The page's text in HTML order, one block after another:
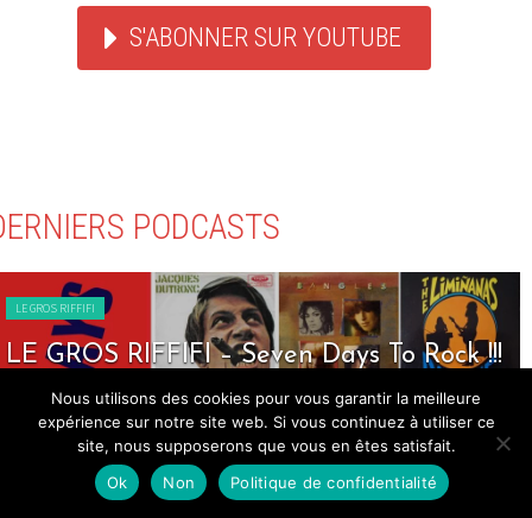
S'ABONNER SUR YOUTUBE
PODCASTS
LE GROS RIFFIFI
LE GROS RIFFIFI – Seven Days To Rock !!!
Nous utilisons des cookies pour vous garantir la meilleure
expérience sur notre site web. Si vous continuez à utiliser ce
site, nous supposerons que vous en êtes satisfait.
Ok
Non Politique de confidentialité